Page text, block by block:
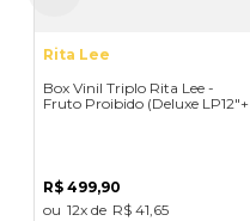
Rita Lee
Box Vinil Triplo Rita Lee -
Fruto Proibido (Deluxe LP12"+
R$ 499,90
12
R$ 41 65